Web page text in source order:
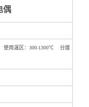
偶
使用温区：300-1300℃ 分度